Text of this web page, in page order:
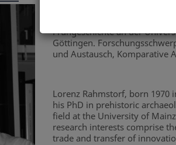
Prof. Dr. Lorenz Rahmstorf,
(GB), Promotion am Institut
Frühgeschichte an der
Göttingen.
und Austausch, Komparative
Lorenz Rahmstorf, born 1970
his PhD in prehistoric
field at the University of
research interests comprise
trade and transfer of